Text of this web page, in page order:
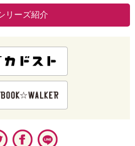
リーズ紹介